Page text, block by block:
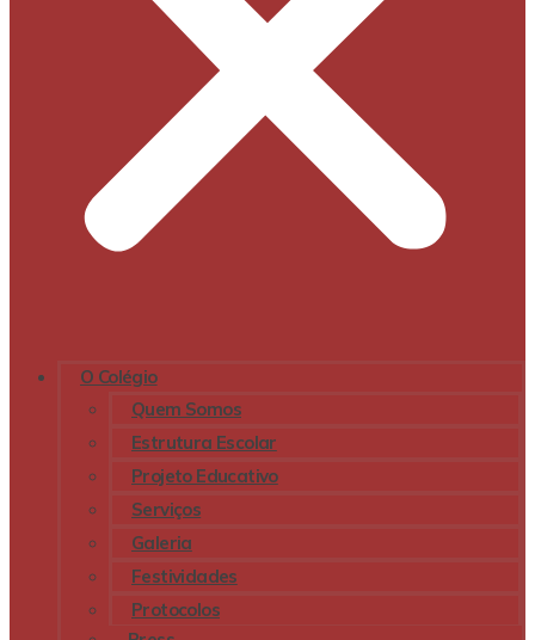
O Colégio
Quem Somos
Estrutura Escolar
Projeto Educativo
Serviços
Galeria
Festividades
Protocolos